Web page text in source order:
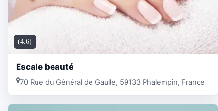
(4.6)
Escale beauté
70 Rue du Général de Gaulle, 59133 Phalempin, France